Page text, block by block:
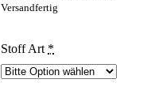
Versandfertig
Stoff Art *